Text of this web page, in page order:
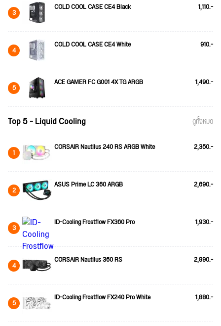
3 COLD COOL CASE CE4 Black 1,110.-
4 COLD COOL CASE CE4 White 910.-
5 ACE GAMER FC G001 4X TG ARGB 1,490.-
Top 5 - Liquid Cooling ดูทั้งหมด
1 CORSAIR Nautilus 240 RS ARGB White 2,350.-
2 ASUS Prime LC 360 ARGB 2,690.-
3 ID-Cooling Frostflow FX360 Pro 1,930.-
4 CORSAIR Nautilus 360 RS 2,990.-
5 ID-Cooling Frostflow FX240 Pro White 1,880.-